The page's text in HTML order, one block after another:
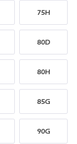
75H
80D
80H
85G
90G